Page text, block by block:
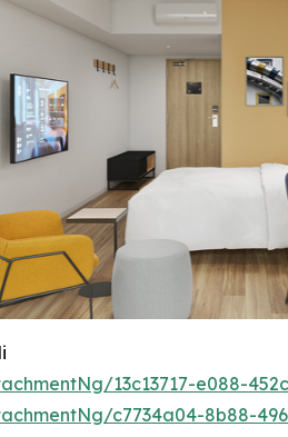
13c13717-e088-
c7734a04-8b88-